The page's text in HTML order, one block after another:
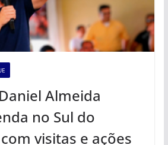
Almeida
no Sul do
visitas e ações